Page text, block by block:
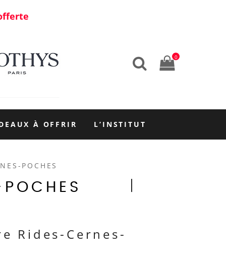
0
À OFFRIR L’INSTITUT
POCHES
Rides-Cernes-